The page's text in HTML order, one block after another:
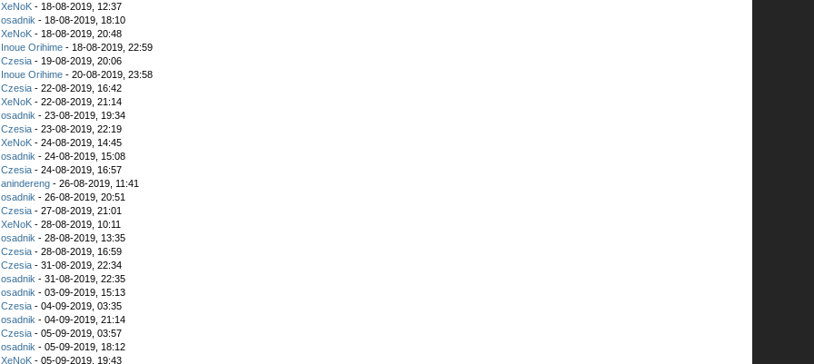
XeNoK - 18-08-2019, 12:37
osadnik - 18-08-2019, 18:10
XeNoK - 18-08-2019, 20:48
Inoue Orihime - 18-08-2019, 22:59
Czesia - 19-08-2019, 20:06
Inoue Orihime - 20-08-2019, 23:58
Czesia - 22-08-2019, 16:42
XeNoK - 22-08-2019, 21:14
osadnik - 23-08-2019, 19:34
Czesia - 23-08-2019, 22:19
XeNoK - 24-08-2019, 14:45
osadnik - 24-08-2019, 15:08
Czesia - 24-08-2019, 16:57
anindereng - 26-08-2019, 11:41
osadnik - 26-08-2019, 20:51
Czesia - 27-08-2019, 21:01
XeNoK - 28-08-2019, 10:11
osadnik - 28-08-2019, 13:35
Czesia - 28-08-2019, 16:59
Czesia - 31-08-2019, 22:34
osadnik - 31-08-2019, 22:35
osadnik - 03-09-2019, 15:13
Czesia - 04-09-2019, 03:35
osadnik - 04-09-2019, 21:14
Czesia - 05-09-2019, 03:57
osadnik - 05-09-2019, 18:12
XeNoK - 05-09-2019, 19:43